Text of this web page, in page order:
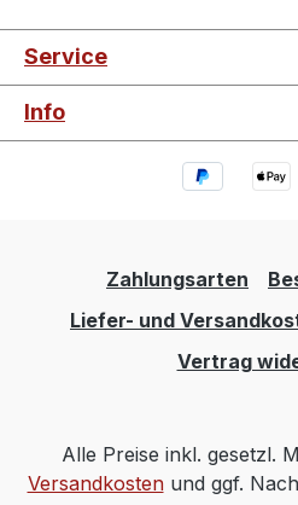
Service
Info
Zahlungsarten
Liefer- und
Vertrag
Alle Preise inkl. gesetzl.
Versandkostenund ggf.